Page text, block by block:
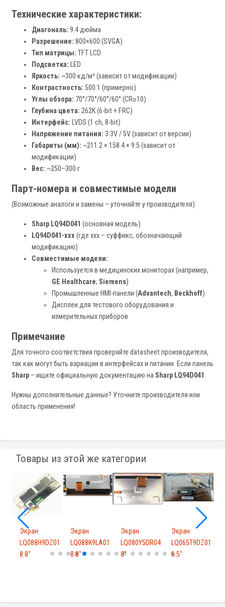
Технические характеристики:
Диагональ: 9.4 дюйма
Разрешение: 800×600 (SVGA)
Тип матрицы: TFT LCD
Подсветка: LED
Яркость: ~300 кд/м² (зависит от модификации)
Контрастность: 500:1 (примерно)
Углы обзора: 70°/70°/60°/60° (CR≥10)
Глубина цвета: 262K (6-bit + FRC)
Интерфейс: LVDS (1 ch, 8-bit)
Напряжение питания: 3.3V / 5V (зависит от версии)
Габариты (мм): ~211.2 × 158.4 × 9.5 (зависит от
модификации)
Вес: ~250–300 г
Парт-номера и совместимые модели
(Возможные аналоги и замены – уточняйте у производителя):
Sharp LQ94D041 (основная модель)
LQ94D041-xxx (где xxx – суффикс, обозначающий
модификацию)
Совместимые модели:
Используется в медицинских мониторах (например,
GE Healthcare, Siemens)
Промышленные HMI-панели (Advantech, Beckhoff)
Дисплеи для тестового оборудования и
измерительных приборов
Примечание
Для точного соответствия проверяйте datasheet производителя,
так как могут быть вариации в интерфейсах и питании. Если панель
Sharp – ищите официальную документацию на Sharp LQ94D041 .
Нужны дополнительные данные? Уточните производителя или
область применения!
Товары из этой же категории
Экран
LQ088H9DZ01
8.8"
Экран
LQ088K9LA01
8.8"
Экран
LQ080Y5DR04
8"
Экран
LQ065T9DZ01
6.5"